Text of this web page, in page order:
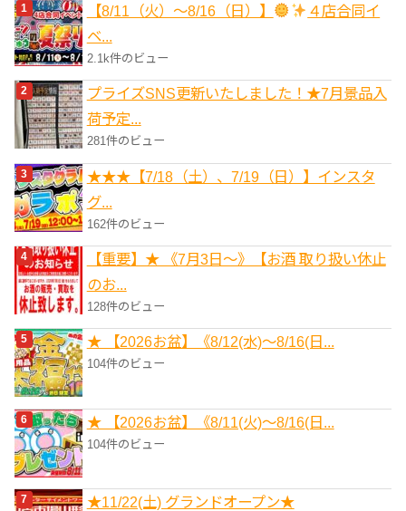
ー
【8/11（火）～8/16（日）】
４店合同イ
ベ...
2.1k件のビュー
プライズSNS更新いたしました！★7月景品入
荷予定...
281件のビュー
★★★【7/18（土）、7/19（日）】インスタ
グ...
162件のビュー
【重要】★ 《7月3日～》【お酒 取り扱い休止
のお...
128件のビュー
★ 【2026お盆】《8/12(水)～8/16(日...
104件のビュー
★ 【2026お盆】《8/11(火)～8/16(日...
104件のビュー
★11/22(土) グランドオープン★